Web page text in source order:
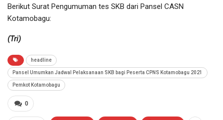
Berikut Surat Pengumuman tes SKB dari Pansel CASN
Kotamobagu:
(Tri)
headline
Pansel Umumkan Jadwal Pelaksanaan SKB bagi Peserta CPNS Kotamobagu 2021
Pemkot Kotamobagu
0